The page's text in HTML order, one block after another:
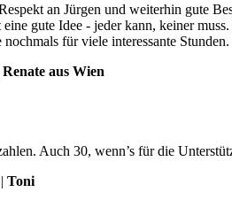
an Jürgen und weiterhin gute
gute Idee - jeder kann, keiner
für viele interessante
Renate aus Wien
Auch 30, wenn’s für die
Toni